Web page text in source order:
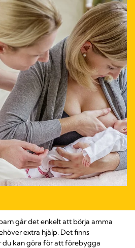
går det enkelt att börja amma
extra hjälp. Det finns
du kan göra för att förebygga